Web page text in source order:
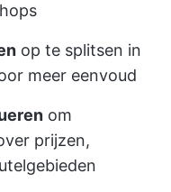
op te splitsen in
meer eenvoud
om
prijzen,